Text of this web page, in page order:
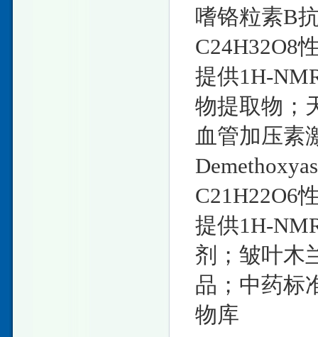
嗜铬粒素B
C24H32O8
提供1H-
物提取物；
血管加压素
C21H22O6
提供1H-
剂；皱叶木
品；中药标
物库